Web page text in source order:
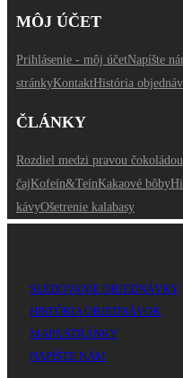
MÔJ ÚČET
Prihlásenie - môj účetNapíšte
stránkyKontaktHistória
ČLÁNKY
Rozdiel medzi pravou
čajKofeín&TeínKakaové bôby
kávyOšetrenie kalabasy
SLEDOVANIE OBJEDNÁVKY
HISTÓRIA OBJEDNÁVOK
MAPA STRÁNKY
NAPÍŠTE NÁM